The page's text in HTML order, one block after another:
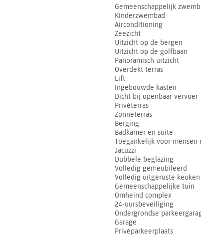
Gemeenschappelijk
Kinderzwembad
Airconditioning
Zeezicht
Uitzicht op de bergen
Uitzicht op de golfbaan
Panoramisch uitzicht
Overdekt terras
Lift
Ingebouwde kasten
Dicht bij openbaar vervoer
Privéterras
Zonneterras
Berging
Badkamer en suite
Toegankelijk voor
Jacuzzi
Dubbele beglazing
Volledig gemeubileerd
Volledig uitgeruste keuken
Gemeenschappelijke tuin
Omheind complex
24-uursbeveiliging
Ondergrondse
Garage
Privéparkeerplaats